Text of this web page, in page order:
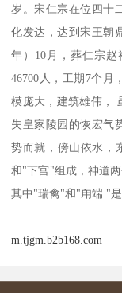
岁。宋仁宗在位四十
化发达，达到宋王朝
年）10月，葬仁宗
46700人，工期7个月
模庞大，建筑雄伟，
失皇家陵园的恢宏气
势而就，傍山依水，
和"下宫"组成，神道
其中"瑞禽"和"甪端 "
m.tjgm.b2b168.com